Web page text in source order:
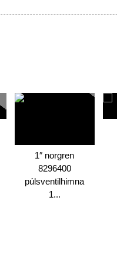
1″ norgren
8296400
púlsventilhimna
1...